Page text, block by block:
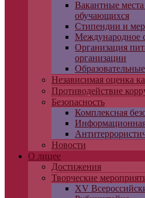
Вакантные
обучающихся
Стипендии и
Международное
Организация
организации
Независимая оценка
Противодействие
Безопасность
Комплексная
Информационная
Новости
О лицее
Достижения
Творческие
XV